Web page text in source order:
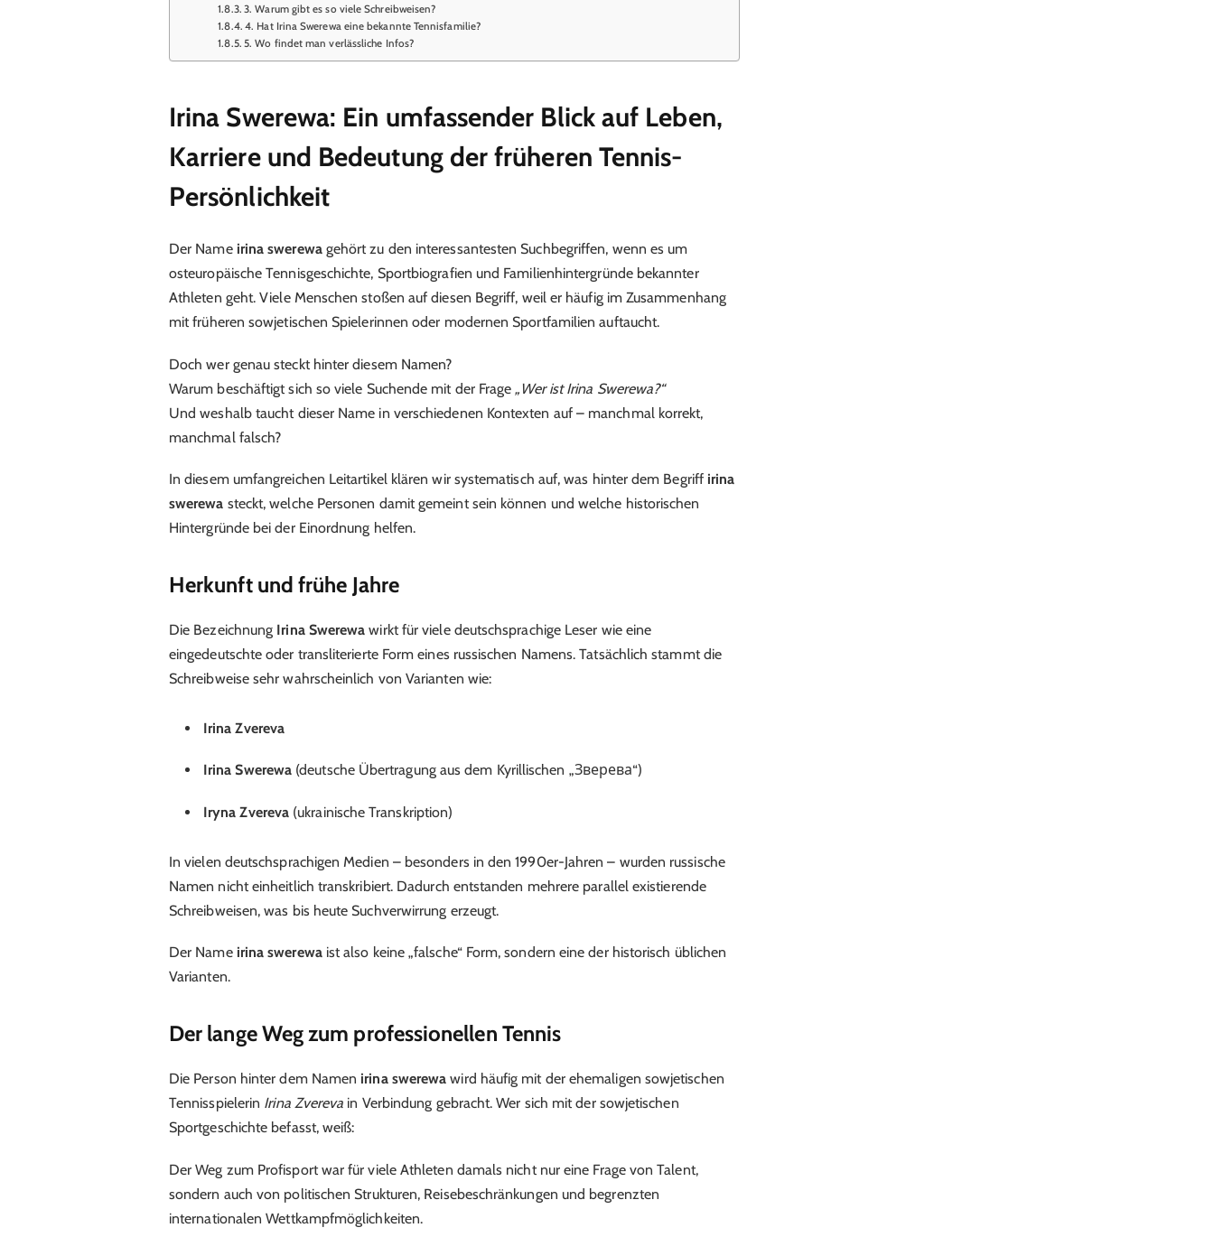
3. Warum gibt es so viele Schreibweisen?
4. Hat Irina Swerewa eine bekannte Tennisfamilie?
5. Wo findet man verlässliche Infos?
Irina Swerewa: Ein umfassender Blick auf Leben,
Karriere und Bedeutung der früheren Tennis-
Persönlichkeit
Der Name irina swerewagehört zu den interessantesten Suchbegriffen, wenn es um
osteuropäische Tennisgeschichte, Sportbiografien und Familienhintergründe bekannter
Athleten geht. Viele Menschen stoßen auf diesen Begriff, weil er häufig im Zusammenhang
mit früheren sowjetischen Spielerinnen oder modernen Sportfamilien auftaucht.
Doch wer genau steckt hinter diesem Namen?
Warum beschäftigt sich so viele Suchende mit der Frage„Wer ist Irina Swerewa?“
Und weshalb taucht dieser Name in verschiedenen Kontexten auf – manchmal korrekt,
manchmal falsch?
In diesem umfangreichen Leitartikel klären wir systematisch auf, was hinter dem Begriff irina
swerewa steckt, welche Personen damit gemeint sein können und welche historischen
Hintergründe bei der Einordnung helfen.
Herkunft und frühe Jahre
Die Bezeichnung Irina Swerewa wirkt für viele deutschsprachige Leser wie eine
eingedeutschte oder transliterierte Form eines russischen Namens. Tatsächlich stammt die
Schreibweise sehr wahrscheinlich von Varianten wie:
Irina Zvereva
Irina Swerewa (deutsche Übertragung aus dem Kyrillischen „Зверева“)
Iryna Zvereva (ukrainische Transkription)
In vielen deutschsprachigen Medien – besonders in den 1990er-Jahren – wurden russische
Namen nicht einheitlich transkribiert. Dadurch entstanden mehrere parallel existierende
Schreibweisen, was bis heute Suchverwirrung erzeugt.
Der Name irina swerewaist also keine „falsche“ Form, sondern eine der historisch üblichen
Varianten.
Der lange Weg zum professionellen Tennis
Die Person hinter dem Namen irina swerewa wird häufig mit der ehemaligen sowjetischen
Tennisspielerin Irina Zvereva in Verbindung gebracht. Wer sich mit der sowjetischen
Sportgeschichte befasst, weiß:
Der Weg zum Profisport war für viele Athleten damals nicht nur eine Frage von Talent,
sondern auch von politischen Strukturen, Reisebeschränkungen und begrenzten
internationalen Wettkampfmöglichkeiten.